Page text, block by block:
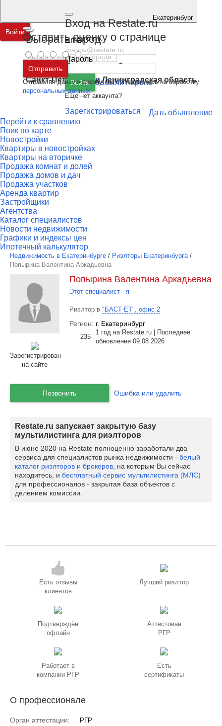
Екатеринбург
Войти
Дать объявление
Перейти к сравнению
Поик по карте
Новостройки
Квартиры в новостройках
Квартиры на вторичке
Продажа комнат и долей
Продажа домов и дач
Продажа участков
Аренда квартир
Застройщики
Агентства
Каталог специалистов
Новости недвижимости
Графики и индексы цен
Ипотечный калькулятор
Выбрать город
Москва и
Московская область
Санкт-Петербург иЛенинградская область
Вход на Restate.ru
Email
Пароль
Войти Забыли пароль
Ещё нет аккаунта?
Зарегистрироваться
Недвижимость в Екатеринбурге / Риэлторы Екатеринбурга /
Попырина Валентина Аркадьевна
Зарегистрирован
на сайте
Попырина Валентина Аркадьевна
Этот специалист - я
Риэлтор в "БАСТ-ЕТ", офис 2
Регион: г. Екатеринбург
235
1 год на Restate.ru | Последнее
обновление 09.08.2026
Позвонить Ошибка или удалить
Restate.ru запускает закрытую базу
мультилистинга для риэлторов
В июне 2020 на Restate полноценно заработали два
сервиса для специалистов рынка недвижимости - белый
каталог риэлторов и брокеров , на которым Вы сейчас
находитесь, и бесплатный сервис мультилистинга (МЛС)
для профессионалов - закрытая база объектов с
делением комиссии.
Есть отзывы
клиентов
Лучший риэлтор
Подтверждён
офлайн
Аттестован
РГР
Работает в
компании РГР
Есть
сертификаты
О профессионале
Орган аттестации: РГР
Оставить оценку о странице
Отправить
Отправляя данную форму, вы соглашаетесь на обработку
персональных данных